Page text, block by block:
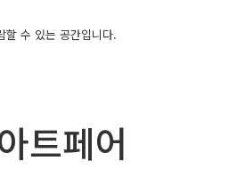
할 수 있는 공간입니다.
트페어